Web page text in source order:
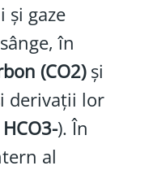
și gaze
în
(CO2)și
derivații lor
). În
al